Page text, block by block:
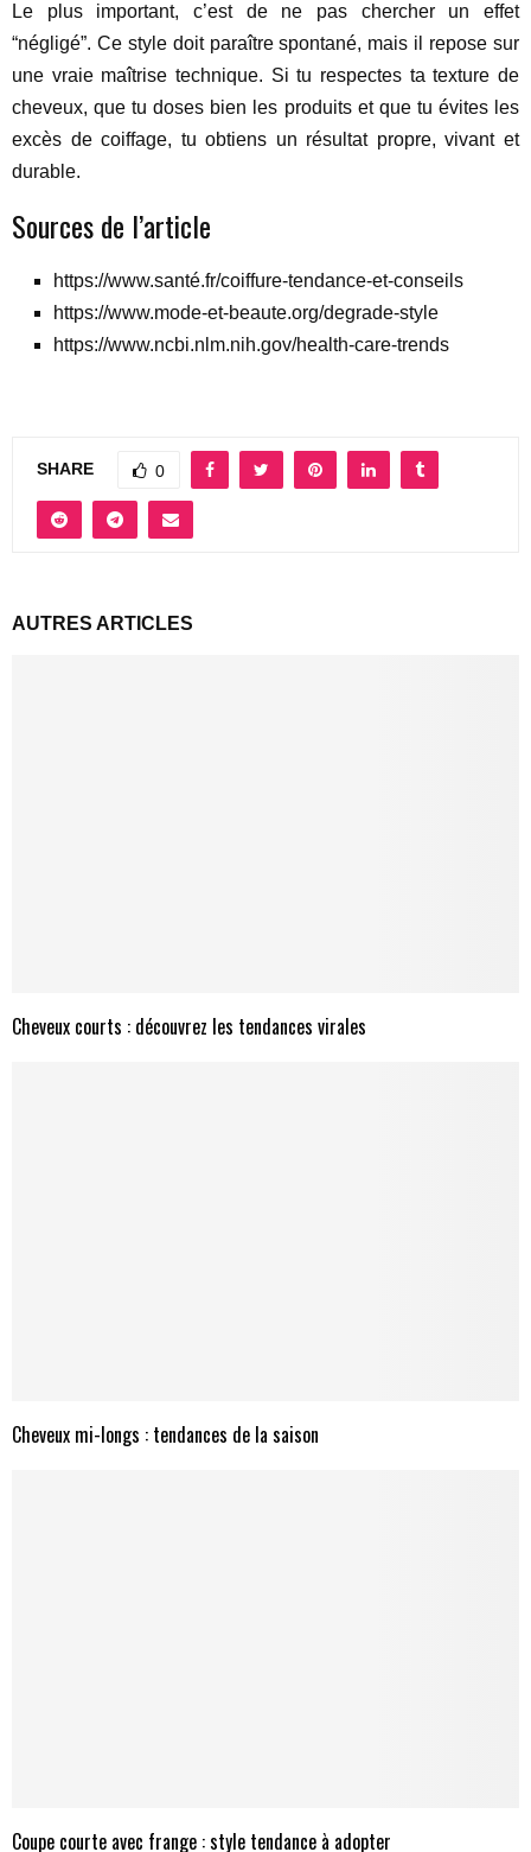
Le plus important, c’est de ne pas chercher un effet
“négligé”. Ce style doit paraître spontané, mais il repose sur
une vraie maîtrise technique. Si tu respectes ta texture de
cheveux, que tu doses bien les produits et que tu évites les
excès de coiffage, tu obtiens un résultat propre, vivant et
durable.
Sources de l’article
https://www.santé.fr/coiffure-tendance-et-conseils
https://www.mode-et-beaute.org/degrade-style
https://www.ncbi.nlm.nih.gov/health-care-trends
SHARE 0
AUTRES ARTICLES
Cheveux courts : découvrez les tendances virales
Cheveux mi-longs : tendances de la saison
Coupe courte avec frange : style tendance à adopter